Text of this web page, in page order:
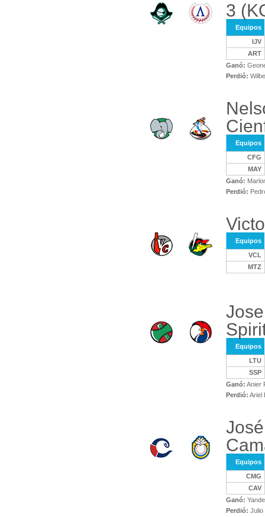
3
Equipos
IJV
ART
Ganó:
Perdió:
Equipos
CFG
MAY
Ganó:
Perdió:
Equipos
VCL
MTZ
Equipos
LTU
SSP
Ganó: Anier
Perdió: Ariel
Equipos
CMG
CAV
Ganó:
Perdió: Julio